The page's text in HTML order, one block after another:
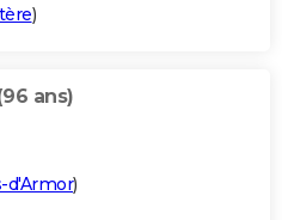
)
ans)
d'Armor)